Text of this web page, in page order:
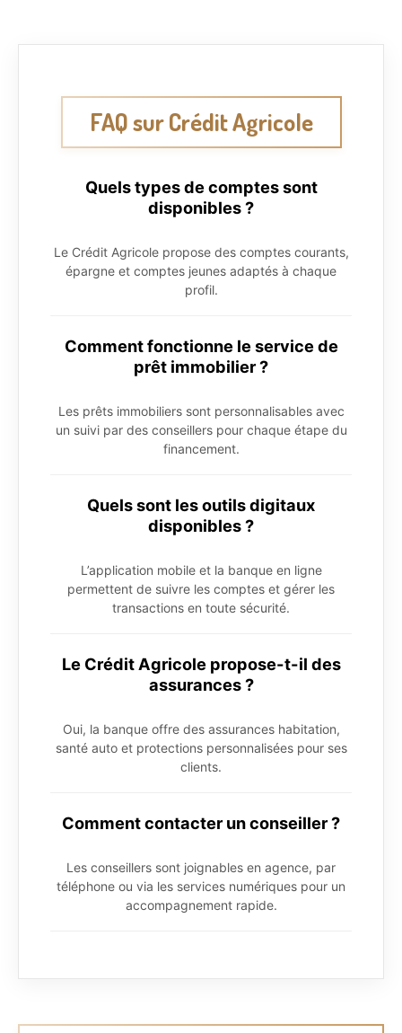
FAQ sur Crédit Agricole
Quels types de comptes sont
disponibles ?
Le Crédit Agricole propose des comptes courants,
épargne et comptes jeunes adaptés à chaque
profil.
Comment fonctionne le service de
prêt immobilier ?
Les prêts immobiliers sont personnalisables avec
un suivi par des conseillers pour chaque étape du
financement.
Quels sont les outils digitaux
disponibles ?
L’application mobile et la banque en ligne
permettent de suivre les comptes et gérer les
transactions en toute sécurité.
Le Crédit Agricole propose-t-il des
assurances ?
Oui, la banque offre des assurances habitation,
santé auto et protections personnalisées pour ses
clients.
Comment contacter un conseiller ?
Les conseillers sont joignables en agence, par
téléphone ou via les services numériques pour un
accompagnement rapide.